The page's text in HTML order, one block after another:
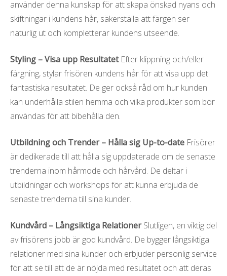
använder denna kunskap för att skapa önskad nyans och
skiftningar i kundens hår, säkerställa att färgen ser
naturlig ut och kompletterar kundens utseende.
Styling – Visa upp ResultatetEfter klippning och/eller
färgning, stylar frisören kundens hår för att visa upp det
fantastiska resultatet. De ger också råd om hur kunden
kan underhålla stilen hemma och vilka produkter som bör
användas för att bibehålla den.
Utbildning och Trender – Hålla sig Up-to-date Frisörer
är dedikerade till att hålla sig uppdaterade om de senaste
trenderna inom hårmode och hårvård. De deltar i
utbildningar och workshops för att kunna erbjuda de
senaste trenderna till sina kunder.
Kundvård – Långsiktiga RelationerSlutligen, en viktig del
av frisörens jobb är god kundvård. De bygger långsiktiga
relationer med sina kunder och erbjuder personlig service
för att se till att de är nöjda med resultatet och att deras